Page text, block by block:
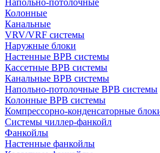
Напольно-потолочные
Колонные
Канальные
VRV/VRF системы
Наружные блоки
Настенные ВРВ системы
Кассетные ВРВ системы
Канальные ВРВ системы
Напольно-потолочные ВРВ системы
Колонные ВРВ системы
Компрессорно-конденсаторные
Системы чиллер-фанкойл
Фанкойлы
Настенные фанкойлы